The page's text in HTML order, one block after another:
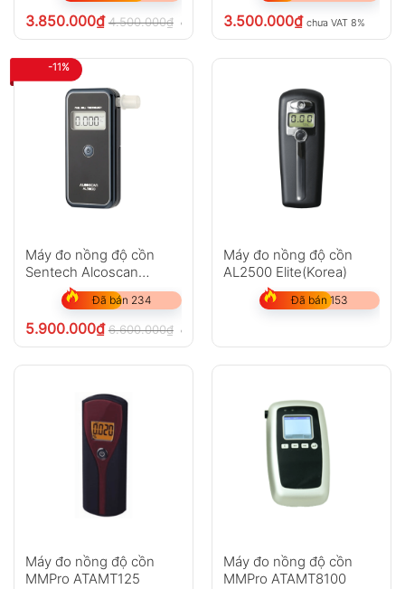
3.850.000₫ 4.500.000₫ chưa VAT 8%3.500.000₫ chưa VAT 8%
-11%
Máy đo nồng độ cồn
Sentech Alcoscan
AL9000
Đã bán 234
5.900.000₫ 6.600.000₫ chưa VAT 8%
Máy đo n​ồng độ cồn
AL2500 Elite(Korea)
Đã bán 153
Máy đo nồng độ cồn
MMPro ATAMT125
Máy đo nồng độ cồn
MMPro ATAMT8100